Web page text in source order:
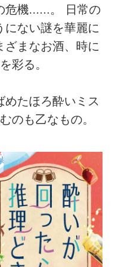
危機......。 日常の
にない謎を華麗に
ざまなお酒、時に
彩る。
めたほろ酔いミス
のも乙なもの。